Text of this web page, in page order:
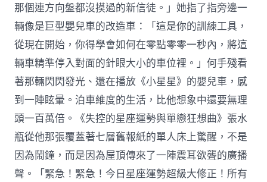
那個連方向盤都沒摸過的新信徒。」她指了指旁邊一
輛像是巨型嬰兒車的改造車：「這是你的訓練工具，
從現在開始，你得學會如何在零點零零一秒內，將這
輛車精準停入對面的針眼大小的車位裡。」何手殘看
著那輛閃閃發光、還在播放《小星星》的嬰兒車，感
到一陣眩暈。泊車維度的生活，比他想象中還要無理
頭一百萬倍。《失控的星座運勢與單戀狂想曲》張水
瓶從他那張覆蓋著七層舊報紙的單人床上驚醒，不是
因為鬧鐘，而是因為屋頂傳來了一陣震耳欲聾的廣播
聲。「緊急！緊急！今日星座運勢超級大修正！所有